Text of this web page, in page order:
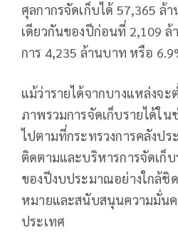
ศุลกากรจัดเก็บได้ 57,365 ล้
เดียวกันของปีก่อนที่ 2,109
การ 4,235 ล้านบาท หรือ
แม้ว่ารายได้จากบางแหล่งจ
ภาพรวมการจัดเก็บรายได้ใน
ไปตามที่กระทรวงการคลังปร
ติดตามและบริหารการจัดเก็
ของปีงบประมาณอย่างใกล้ชิ
หมายและสนับสนุนความมั่นค
ประเทศ